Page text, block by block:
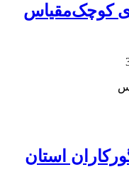
کوچک‌مقیاس
استان